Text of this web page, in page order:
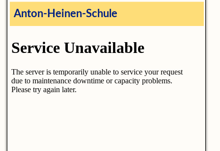
Anton-Heinen-Schule